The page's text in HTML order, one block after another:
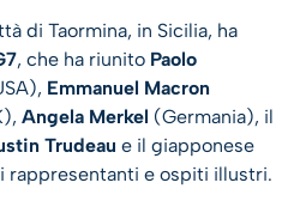
di Taormina, in Sicilia, ha
, che ha riunito Paolo
Emmanuel Macron
Angela Merkel (Germania), il
Trudeau e il giapponese
rappresentanti e ospiti illustri.